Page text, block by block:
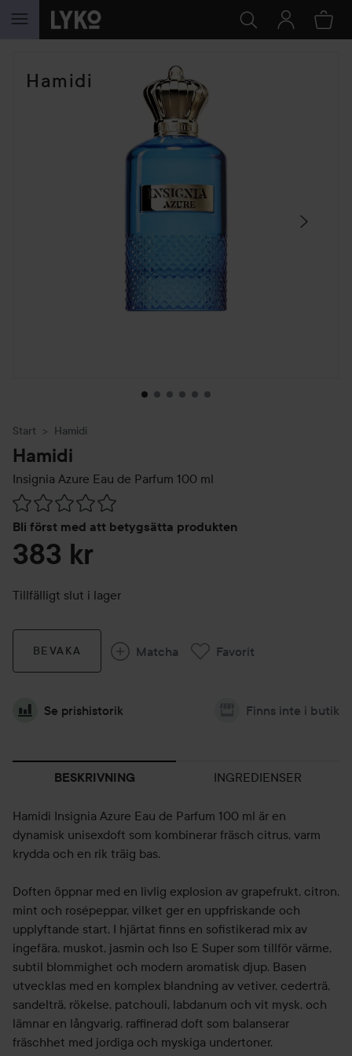
HOPPA TILL INNEHÅLLET
Hamidi
HOPPA ÖVER SEKTIONEN
Start Hamidi
Hamidi
Insignia Azure Eau de Parfum 100 ml
Bli först med att betygsätta produkten
Hoppa till Betyg & kommentarer
383 kr
Tillfälligt slut i lager
BEVAKA Matcha Favorit
Se prishistorik Finns inte i butik
BESKRIVNING INGREDIENSER
Hamidi Insignia Azure Eau de Parfum 100 ml är en
dynamisk unisexdoft som kombinerar fräsch citrus, varm
krydda och en rik träig bas.
Doften öppnar med en livlig explosion av grapefrukt, citron,
mint och rosépeppar, vilket ger en uppfriskande och
upplyftande start. I hjärtat finns en sofistikerad mix av
ingefära, muskot, jasmin och Iso E Super som tillför värme,
subtil blommighet och modern aromatisk djup. Basen
utvecklas med en komplex blandning av vetiver, cederträ,
sandelträ, rökelse, patchouli, labdanum och vit mysk, och
lämnar en långvarig, raffinerad doft som balanserar
fräschhet med jordiga och myskiga undertoner.